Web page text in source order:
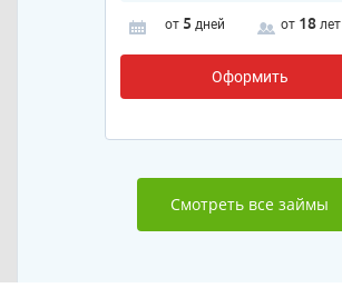
от 5 дней от 18 лет
Оформить
Смотреть все займы